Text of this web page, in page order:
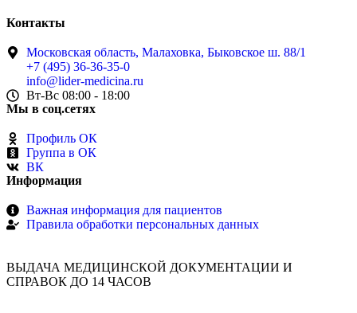
Контакты
Московская область, Малаховка, Быковское ш. 88/1
+7 (495) 36-36-35-0
info@lider-medicina.ru
Вт-Вс 08:00 - 18:00
Мы в соц.сетях
Профиль ОК
Группа в ОК
ВК
Информация
Важная информация для пациентов
Правила обработки персональных данных
ВЫДАЧА МЕДИЦИНСКОЙ ДОКУМЕНТАЦИИ И
СПРАВОК ДО 14 ЧАСОВ